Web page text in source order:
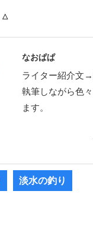
なおぱぱ
ライター紹介文→
執筆しながら色
ます。
淡水の釣り